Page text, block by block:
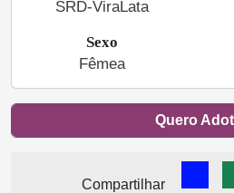
SRD-ViraLata
Sexo
Fêmea
Quero
Compartilhar